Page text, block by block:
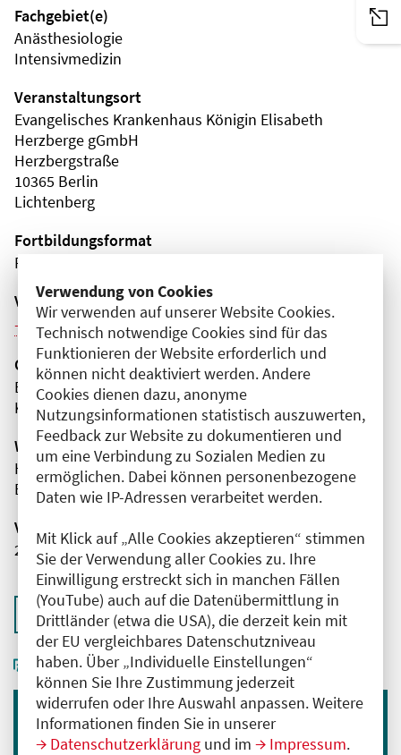
Verwendung von Cookies
Wir verwenden auf unserer Website Cookies.
Technisch notwendige Cookies sind für das
Funktionieren der Website erforderlich und
können nicht deaktiviert werden. Andere
Cookies dienen dazu, anonyme
Nutzungsinformationen statistisch auszuwerten,
Feedback zur Website zu dokumentieren und
um eine Verbindung zu Sozialen Medien zu
ermöglichen. Dabei können personenbezogene
Daten wie IP-Adressen verarbeitet werden.
Mit Klick auf „Alle Cookies akzeptieren“ stimmen
Sie der Verwendung aller Cookies zu. Ihre
Einwilligung erstreckt sich in manchen Fällen
(YouTube) auch auf die Datenübermittlung in
Drittländer (etwa die USA), die derzeit kein mit
der EU vergleichbares Datenschutzniveau
haben. Über „Individuelle Einstellungen“
können Sie Ihre Zustimmung jederzeit
widerrufen oder Ihre Auswahl anpassen. Weitere
Informationen finden Sie in unserer
Datenschutzerklärung und im Impressum.
Fachgebiet(e)
Anästhesiologie
Intensivmedizin
Veranstaltungsort
Evangelisches Krankenhaus Königin Elisabeth
Herzberge gGmbH
Herzbergstraße
10365 Berlin
Lichtenberg
Fortbildungsformat
Präsenz
Veranstaltungsreihe
Weitere Veranstaltungen dieser Reihe (7)
Organisator(en)
Evangelisches Krankenhaus
Königin Elisabeth Herzberge gGmbH
Wissenschaftliche Leitung
Herr Dr. med. Thomas Köhler
Evangelisches Krankenhaus
Veranstaltungsnummer
2761102026034660123
Zurück zur Übersicht
Immer informiert bleiben